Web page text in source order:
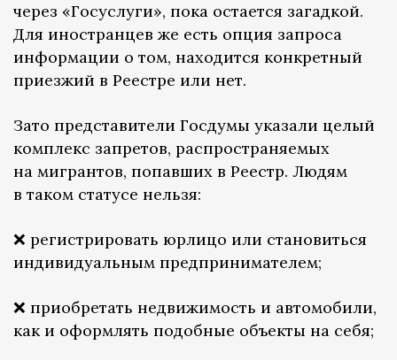
через «Госуслуги», пока остается загадкой.
Для иностранцев же есть опция запроса
информации о том, находится конкретный
приезжий в Реестре или нет.
Зато представители Госдумы указали целый
комплекс запретов, распространяемых
на мигрантов, попавших в Реестр. Людям
в таком статусе нельзя:
❌ регистрировать юрлицо или становиться
индивидуальным предпринимателем;
❌ приобретать недвижимость и автомобили,
как и оформлять подобные объекты на себя;